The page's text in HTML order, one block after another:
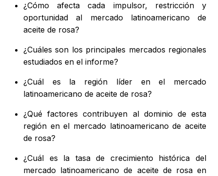
¿Cómo afecta cada impulsor, restricción y
oportunidad al mercado latinoamericano de
aceite de rosa?
¿Cuáles son los principales mercados regionales
estudiados en el informe?
¿Cuál es la región líder en el mercado
latinoamericano de aceite de rosa?
¿Qué factores contribuyen al dominio de esta
región en el mercado latinoamericano de aceite
de rosa?
¿Cuál es la tasa de crecimiento histórica del
mercado latinoamericano de aceite de rosa en